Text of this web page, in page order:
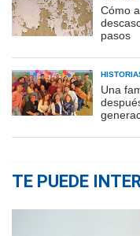
Cómo
pasos
Una
TE PUEDE